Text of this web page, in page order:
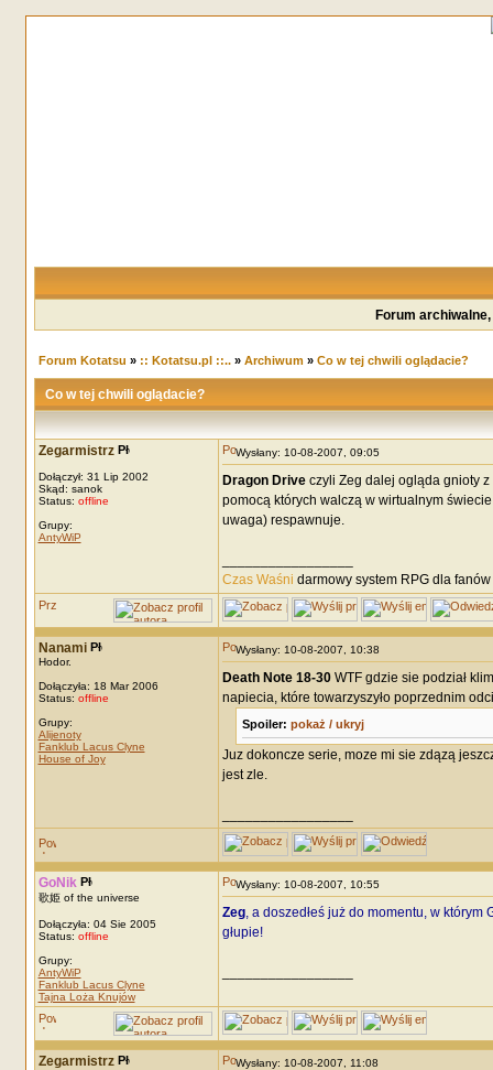
Forum
Forum Kotatsu » :: Kotatsu.pl ::..» Archiwum» Co w tej chwili oglądacie?
Co w tej chwili oglądacie?
Zegarmistrz
Dołączył: 31 Lip 2002
Skąd: sanok
Status: offline
Grupy:
AntyWiP
Wysłany: 10-08-2007, 09:05
Dragon Driveczyli Zeg dalej ogląda gnioty z
pomocą których walczą w wirtualnym
uwaga) respawnuje.
Czas Waśni darmowy system RPG dla
Nanami
Hodor.
Dołączyła: 18 Mar 2006
Status: offline
Grupy:
Alijenoty
Fanklub Lacus Clyne
House of Joy
Wysłany: 10-08-2007, 10:38
Death Note 18-30WTF gdzie sie podział
napiecia, które towarzyszyło poprzednim
Spoiler: pokaż / ukryj
Juz dokoncze serie, moze mi sie zdązą
jest zle.
GoNik
歌姫 of the universe
Dołączyła: 04 Sie 2005
Status: offline
Grupy:
AntyWiP
Fanklub Lacus Clyne
Tajna Loża Knujów
Wysłany: 10-08-2007, 10:55
Zeg, a doszedłeś już do momentu, w którym
głupie!
Zegarmistrz Wysłany: 10-08-2007, 11:08